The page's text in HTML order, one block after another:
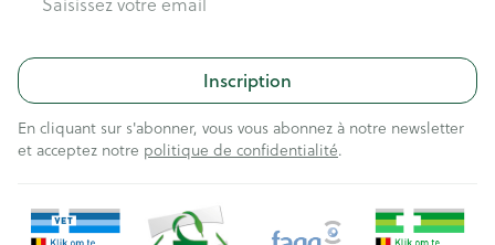
Inscription
En cliquant sur s'abonner, vous vous abonnez à notre newsletter
et acceptez notre politique de confidentialité.